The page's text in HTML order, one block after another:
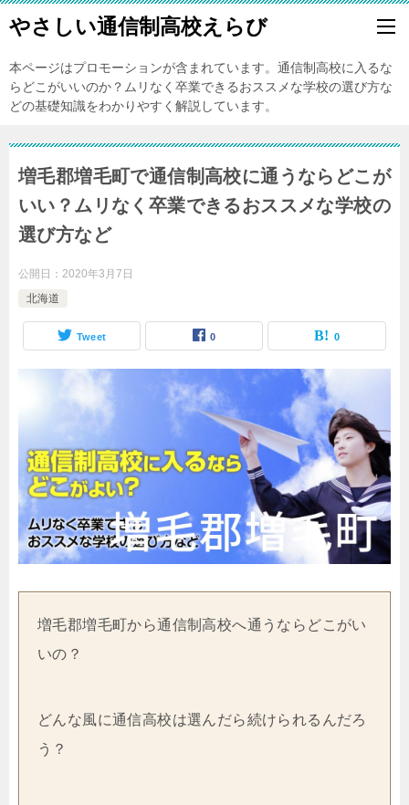
やさしい通信制高校えらび
本ページはプロモーションが含まれています。通信制高校に入るな
らどこがいいのか？ムリなく卒業できるおススメな学校の選び方な
どの基礎知識をわかりやすく解説しています。
増毛郡増毛町で通信制高校に通うならどこが
いい？ムリなく卒業できるおススメな学校の
選び方など
公開日： 2020年3月7日
北海道
Tweet 0 0
増毛郡増毛町から通信制高校へ通うならどこがい
いの？
どんな風に通信高校は選んだら続けられるんだろ
う？